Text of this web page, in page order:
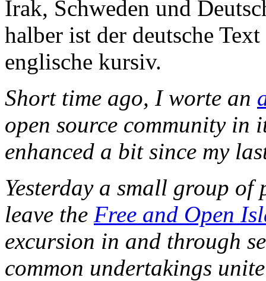
Irak, Schweden und
halber ist der deutsche
englische kursiv.
Short time ago, I worte an
open source community in
enhanced a bit since my
Yesterday a small group of
leave the Free and Open
excursion in and through
common undertakings